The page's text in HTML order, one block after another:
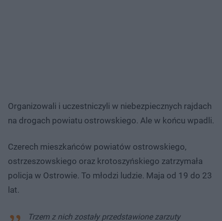
Organizowali i uczestniczyli w niebezpiecznych rajdach
na drogach powiatu ostrowskiego. Ale w końcu wpadli.
Czerech mieszkańców powiatów ostrowskiego,
ostrzeszowskiego oraz krotoszyńskiego zatrzymała
policja w Ostrowie. To młodzi ludzie. Maja od 19 do 23
lat.
Trzem z nich zostały przedstawione zarzuty